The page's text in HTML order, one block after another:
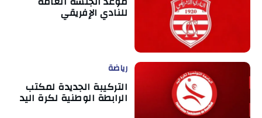
للنادي الإفريقي
رياضة
التركيبة الجديدة لمكتب
الرابطة الوطنية لكرة اليد